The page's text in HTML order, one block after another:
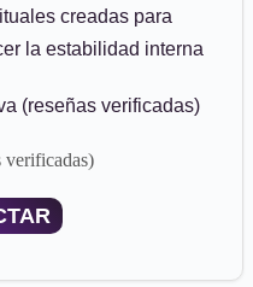
creadas para
la estabilidad interna
(reseñas verificadas)
verificadas)